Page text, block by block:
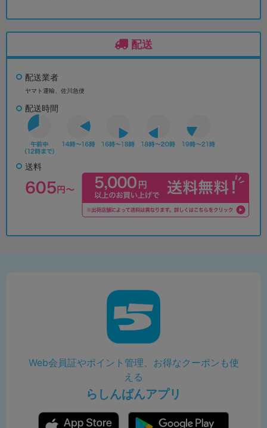
配送
配送業者
ヤマト運輸、佐川急便
配送時間
送料
Web会員証やポイント管理、お得なクーポンも使
える
らしんばんアプリ